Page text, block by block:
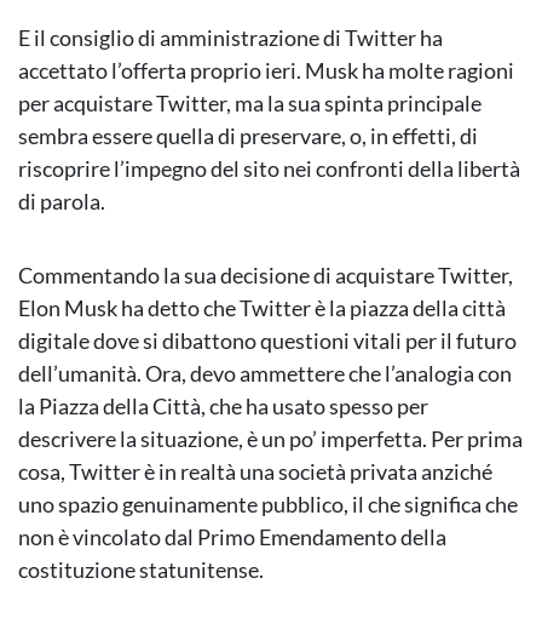
E il consiglio di amministrazione di Twitter ha
accettato l’offerta proprio ieri. Musk ha molte ragioni
per acquistare Twitter, ma la sua spinta principale
sembra essere quella di preservare, o, in effetti, di
riscoprire l’impegno del sito nei confronti della libertà
di parola.
Commentando la sua decisione di acquistare Twitter,
Elon Musk ha detto che Twitter è la piazza della città
digitale dove si dibattono questioni vitali per il futuro
dell’umanità. Ora, devo ammettere che l’analogia con
la Piazza della Città, che ha usato spesso per
descrivere la situazione, è un po’ imperfetta. Per prima
cosa, Twitter è in realtà una società privata anziché
uno spazio genuinamente pubblico, il che significa che
non è vincolato dal Primo Emendamento della
costituzione statunitense.